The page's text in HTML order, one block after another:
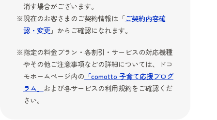
消す場合がございます。
現在のお客さまのご契約情報は「ご契約内容確
認・変更」からご確認になれます。
指定の料金プラン・各割引・サービスの対応機種
やその他ご注意事項などの詳細については、ドコ
モホームページ内の 「comotto 子育て応援プログ
ラム」 および各サービスの利用規約をご確認くだ
さい。